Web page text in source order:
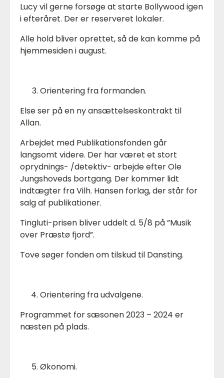
Lucy vil gerne forsøge at starte Bollywood igen
i efteråret. Der er reserveret lokaler.
Alle hold bliver oprettet, så de kan komme på
hjemmesiden i august.
Orientering fra formanden.
Else ser på en ny ansættelseskontrakt til
Allan.
Arbejdet med Publikationsfonden går
langsomt videre. Der har været et stort
oprydnings- /detektiv- arbejde efter Ole
Jungshoveds bortgang. Der kommer lidt
indtægter fra Vilh. Hansen forlag, der står for
salg af publikationer.
Tingluti-prisen bliver uddelt d. 5/8 på ”Musik
over Præstø fjord”.
Tove søger fonden om tilskud til Dansting.
Orientering fra udvalgene.
Programmet for sæsonen 2023 – 2024 er
næsten på plads.
Økonomi.